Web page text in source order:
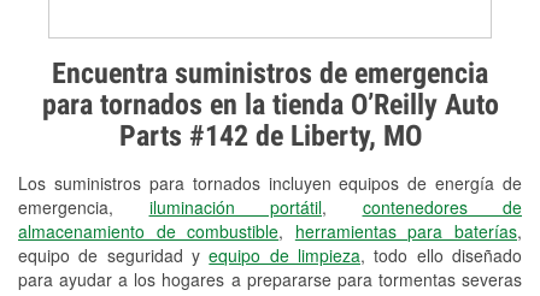
Encuentra suministros de emergencia
para tornados en la tienda O’Reilly Auto
Parts #142 de Liberty, MO
Los suministros para tornados incluyen equipos de energía de
emergencia, iluminación portátil, contenedores de
almacenamiento de combustible, herramientas para baterías,
equipo de seguridad yequipo de limpieza, todo ello diseñado
para ayudar a los hogares a prepararse para tormentas severas
Prueba de alternadores y
arrancadores
Revisión de la luz "Check Engine"
Reciclaje de baterías y aceite
Instalación de bombillas de faros
Instalación de limpiaparabrisas